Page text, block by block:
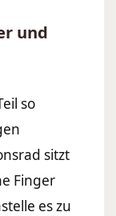
und
so
sitzt
Finger
es zu